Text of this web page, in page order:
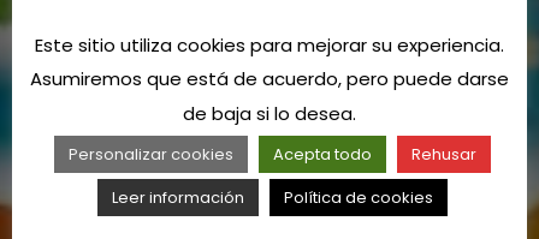
Este sitio utiliza cookies para mejorar su experiencia.
Asumiremos que está de acuerdo, pero puede darse
de baja si lo desea.
Personalizar cookies Acepta todo
Rehusar
Leer información
Política de cookies